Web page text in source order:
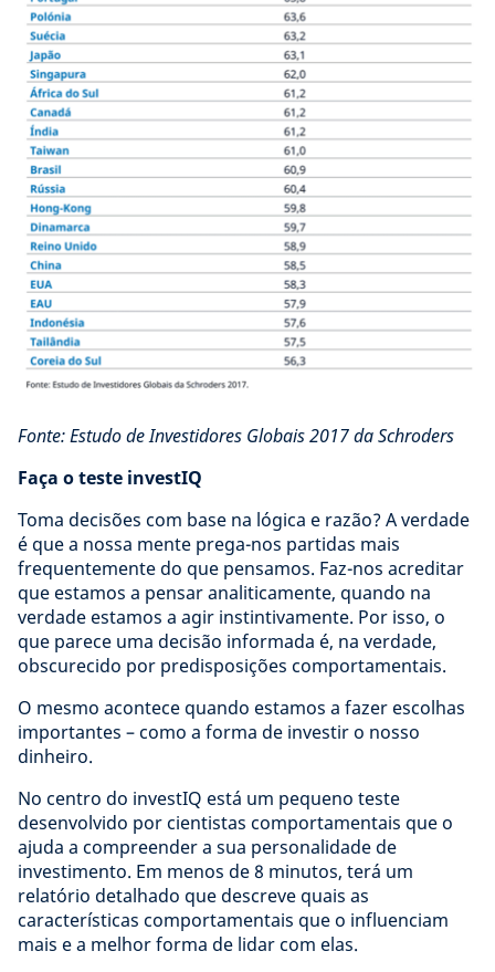
Fonte: Estudo de Investidores Globais 2017 da Schroders
Faça o teste investIQ
Toma decisões com base na lógica e razão? A verdade
é que a nossa mente prega-nos partidas mais
frequentemente do que pensamos. Faz-nos acreditar
que estamos a pensar analiticamente, quando na
verdade estamos a agir instintivamente. Por isso, o
que parece uma decisão informada é, na verdade,
obscurecido por predisposições comportamentais.
O mesmo acontece quando estamos a fazer escolhas
importantes – como a forma de investir o nosso
dinheiro.
No centro do investIQ está um pequeno teste
desenvolvido por cientistas comportamentais que o
ajuda a compreender a sua personalidade de
investimento. Em menos de 8 minutos, terá um
relatório detalhado que descreve quais as
características comportamentais que o influenciam
mais e a melhor forma de lidar com elas.